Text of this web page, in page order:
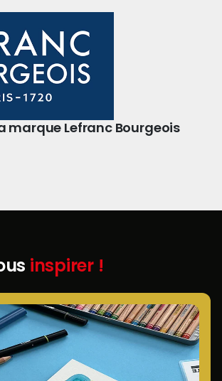
marque Lefranc Bourgeois
inspirer !